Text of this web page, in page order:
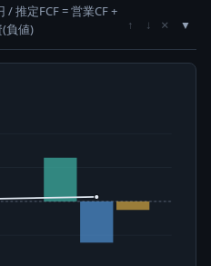
/ 推定FCF = 営業CF +
負値)
↑ ↓ ×